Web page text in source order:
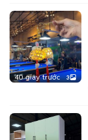
40 giây trước 3